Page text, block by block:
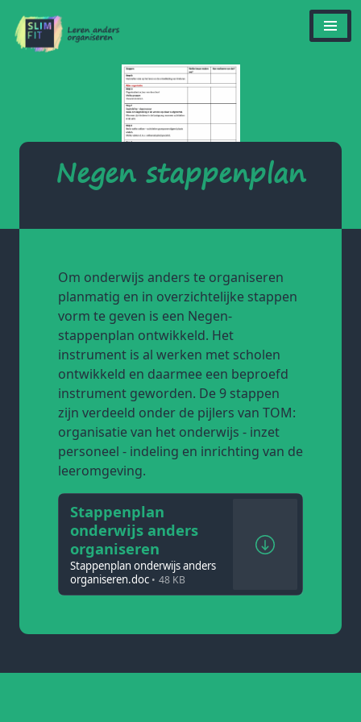
Negen stappenplan
Om onderwijs anders te organiseren
planmatig en in overzichtelijke stappen
vorm te geven is een Negen-
stappenplan ontwikkeld. Het
instrument is al werken met scholen
ontwikkeld en daarmee een beproefd
instrument geworden. De 9 stappen
zijn verdeeld onder de pijlers van TOM:
organisatie van het onderwijs - inzet
personeel - indeling en inrichting van de
leeromgeving.
Stappenplan
onderwijs anders
organiseren
Stappenplan onderwijs anders
organiseren.doc
48 KB